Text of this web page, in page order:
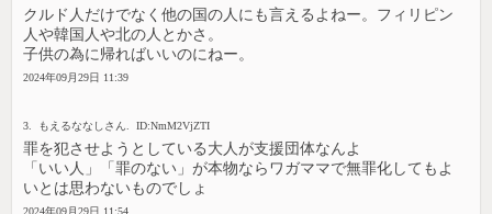
クルド人だけでなく他の国の人にも言えるよねー。フィリピン
人や韓国人や北の人とかさ。
子供の為に帰ればいいのにねー。
2024年09月29日 11:39
3. もえるななしさん. ID:NmM2VjZTI
罪を犯させようとしている大人が支援団体なんよ
「いい人」「罪のない」が本物ならワガママで無罪化してもよ
いとは思わないものでしょ
2024年09月29日 11:54